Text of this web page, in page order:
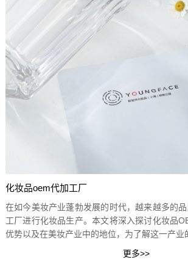
化妆品oem代加工厂
在如今美妆产业蓬勃发展的时代，越来越多的
工厂进行化妆品生产。本文将深入探讨化妆品
优势以及在美妆产业中的地位，为了解这一产业